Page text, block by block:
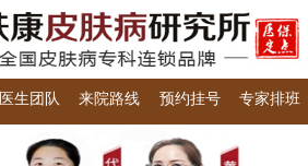
医生团队 来院路线 预约挂号 专家排班